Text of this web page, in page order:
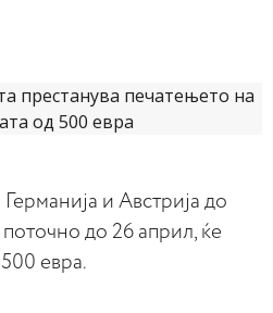
и Австрија до
поточно до 26 април, ќе
евра.